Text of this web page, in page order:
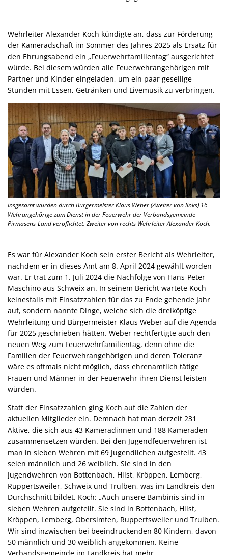
Wehrleiter Alexander Koch kündigte an, dass zur Förderung
der Kameradschaft im Sommer des Jahres 2025 als Ersatz für
den Ehrungsabend ein „Feuerwehrfamilientag“ ausgerichtet
würde. Bei diesem würden alle Feuerwehrangehörigen mit
Partner und Kinder eingeladen, um ein paar gesellige
Stunden mit Essen, Getränken und Livemusik zu verbringen.
Insgesamt wurden durch Bürgermeister Klaus Weber (Zweiter von links) 16
Wehrangehörige zum Dienst in der Feuerwehr der Verbandsgemeinde
Pirmasens-Land verpflichtet. Zweiter von rechts Wehrleiter Alexander Koch.
Es war für Alexander Koch sein erster Bericht als Wehrleiter,
nachdem er in dieses Amt am 8. April 2024 gewählt worden
war. Er trat zum 1. Juli 2024 die Nachfolge von Hans-Peter
Maschino aus Schweix an. In seinem Bericht wartete Koch
keinesfalls mit Einsatzzahlen für das zu Ende gehende Jahr
auf, sondern nannte Dinge, welche sich die dreiköpfige
Wehrleitung und Bürgermeister Klaus Weber auf die Agenda
für 2025 geschrieben hätten. Weber rechtfertigte auch den
neuen Weg zum Feuerwehrfamilientag, denn ohne die
Familien der Feuerwehrangehörigen und deren Toleranz
wäre es oftmals nicht möglich, dass ehrenamtlich tätige
Frauen und Männer in der Feuerwehr ihren Dienst leisten
würden.
Statt der Einsatzzahlen ging Koch auf die Zahlen der
aktuellen Mitglieder ein. Demnach hat man derzeit 231
Aktive, die sich aus 43 Kameradinnen und 188 Kameraden
zusammensetzen würden. Bei den Jugendfeuerwehren ist
man in sieben Wehren mit 69 Jugendlichen aufgestellt. 43
seien männlich und 26 weiblich. Sie sind in den
Jugendwehren von Bottenbach, Hilst, Kröppen, Lemberg,
Ruppertsweiler, Schweix und Trulben, was im Landkreis den
Durchschnitt bildet. Koch: „Auch unsere Bambinis sind in
sieben Wehren aufgeteilt. Sie sind in Bottenbach, Hilst,
Kröppen, Lemberg, Obersimten, Ruppertsweiler und Trulben.
Wir sind inzwischen bei beeindruckenden 80 Kindern, davon
50 männlich und 30 weiblich angekommen. Keine